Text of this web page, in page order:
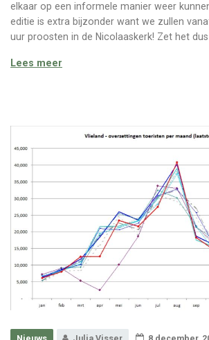
elkaar op een informele manier weer
editie is extra bijzonder want we zullen
uur proosten in de Nicolaaskerk! Zet het
Lees meer
Nieuws Julia Visser 8 december,